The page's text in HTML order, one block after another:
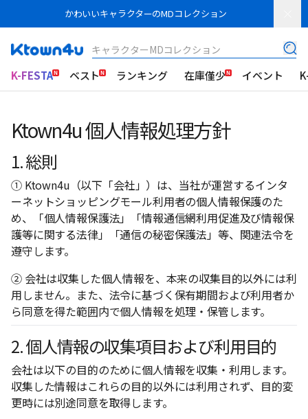
かわいいキャラクターのMDコレクション
キャラクターMDコレクション
K-FESTA ベスト ランキング 在庫僅少 イベント
Ktown4u 個人情報処理方針
1. 総則
① Ktown4u（以下「会社」）は、当社が運営するインタ
ーネットショッピングモール利用者の個人情報保護のた
め、「個人情報保護法」「情報通信網利用促進及び情報保
護等に関する法律」「通信の秘密保護法」等、関連法令を
遵守します。
② 会社は収集した個人情報を、本来の収集目的以外には利
用しません。また、法令に基づく保有期間および利用者か
ら同意を得た範囲内で個人情報を処理・保管します。
2. 個人情報の収集項目および利用目的
会社は以下の目的のために個人情報を収集・利用します。
収集した情報はこれらの目的以外には利用されず、目的変
更時には別途同意を取得します。